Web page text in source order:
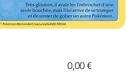
0,00 €Prix